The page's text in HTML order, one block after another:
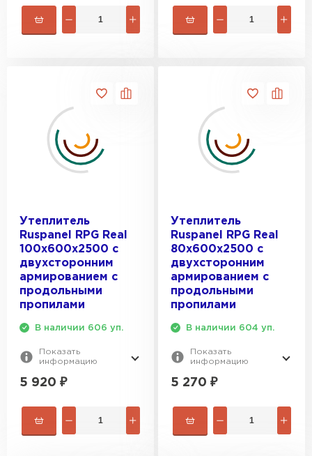
Утеплитель
Ruspanel RPG Real
100х600х2500 с
двухсторонним
армированием с
продольными
пропилами
В наличии 606 уп.
Показать
информацию
5 920 ₽
Утеплитель
Ruspanel RPG Real
80х600х2500 с
двухсторонним
армированием с
продольными
пропилами
В наличии 604 уп.
Показать
информацию
5 270 ₽
ПЕРЕЙТИ
Утеплитель Isover
ПЕРЕЙТИ
Утеплитель Penoplex
Утеплитель Rockwool
Утеплитель Технониколь